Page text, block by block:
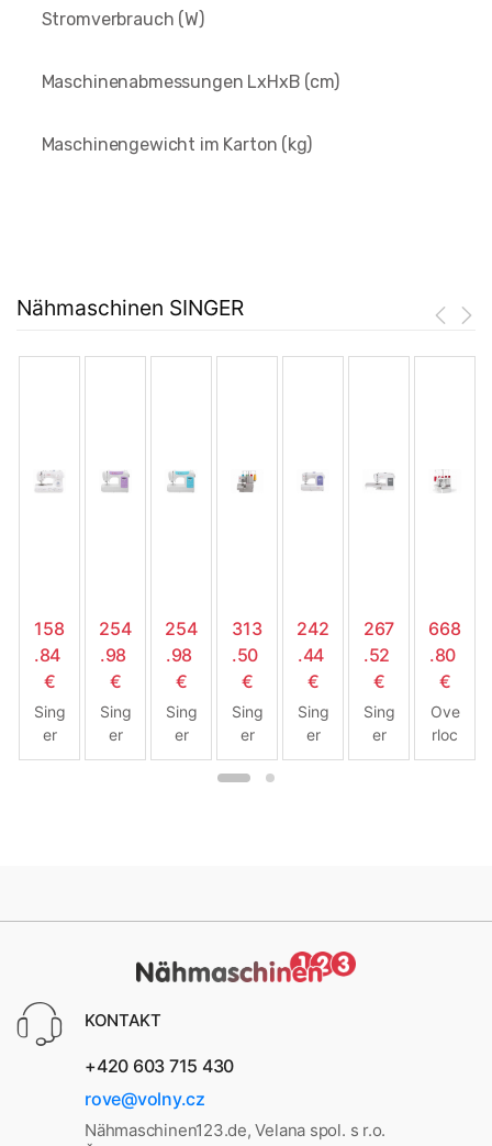
Stromverbrauch (W)
Maschinenabmessungen LxHxB (cm)
Maschinengewicht im Karton (kg)
Nähmaschinen SINGER
158
.84
€
Sing
er
Tale
254
.98
€
Sing
er
C52
254
.98
€
Sing
er
C52
313
.50
€
Sing
er
Ove
rloc
242
.44
€
Sing
er
Starl
alte
267
.52
€
Sing
er
Brilli
668
.80
€
Ove
rloc
k-
968
KONTAKT
+420 603 715 430
rove@volny.cz
Nähmaschinen123.de, Velana spol. s r.o.